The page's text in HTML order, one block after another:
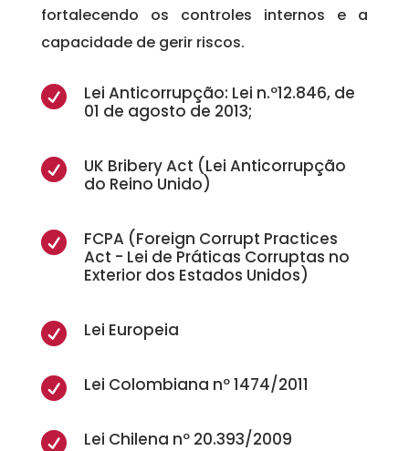
fortalecendo os controles internos e a
capacidade de gerir riscos.

Lei Anticorrupção: Lei n.º12.846, de
01 de agosto de 2013;

UK Bribery Act (Lei Anticorrupção
do Reino Unido)

FCPA (Foreign Corrupt Practices
Act - Lei de Práticas Corruptas no
Exterior dos Estados Unidos)
 Lei Europeia
 Lei Colombiana nº 1474/2011
 Lei Chilena nº 20.393/2009